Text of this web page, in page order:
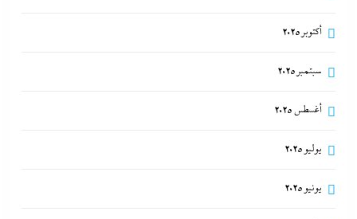
أكتوبر 2025
سبتمبر 2025
أغسطس 2025
يوليو 2025
يونيو 2025